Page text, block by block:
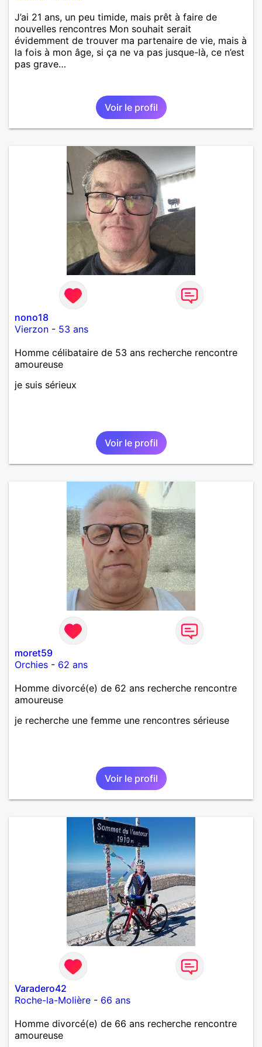
J’ai 21 ans, un peu timide, mais prêt à faire de
nouvelles rencontres Mon souhait serait
évidemment de trouver ma partenaire de vie, mais à
la fois à mon âge, si ça ne va pas jusque-là, ce n’est
pas grave…
Voir le profil
nono18
Vierzon - 53 ans
Homme célibataire de 53 ans recherche rencontre
amoureuse
je suis sérieux
Voir le profil
moret59
Orchies - 62 ans
Homme divorcé(e) de 62 ans recherche rencontre
amoureuse
je recherche une femme une rencontres sérieuse
Voir le profil
Varadero42
Roche-la-Molière - 66 ans
Homme divorcé(e) de 66 ans recherche rencontre
amoureuse